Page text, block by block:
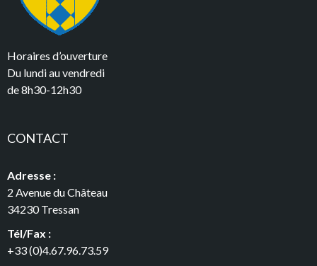
Horaires d’ouverture
Du lundi au vendredi
de 8h30-12h30
CONTACT
Adresse :
2 Avenue du Château
34230 Tressan
Tél/Fax :
+33 (0)4.67.96.73.59